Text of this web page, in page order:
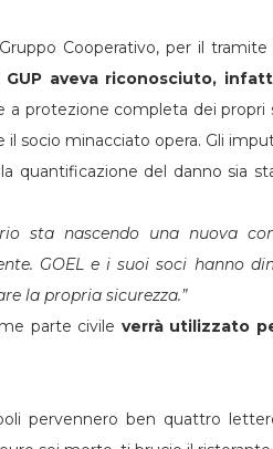
Cooperativo, per il tramite
GUP aveva riconosciuto,
protezione completa dei propri
socio minacciato opera. Gli
quantificazione del danno sia
sta nascendo una nuova
GOEL e i suoi soci hanno
la propria sicurezza.”
parte civile verrà utilizzato
pervennero ben quattro